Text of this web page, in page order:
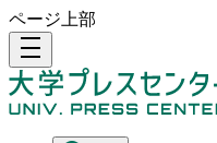
ページ上部
density_medium